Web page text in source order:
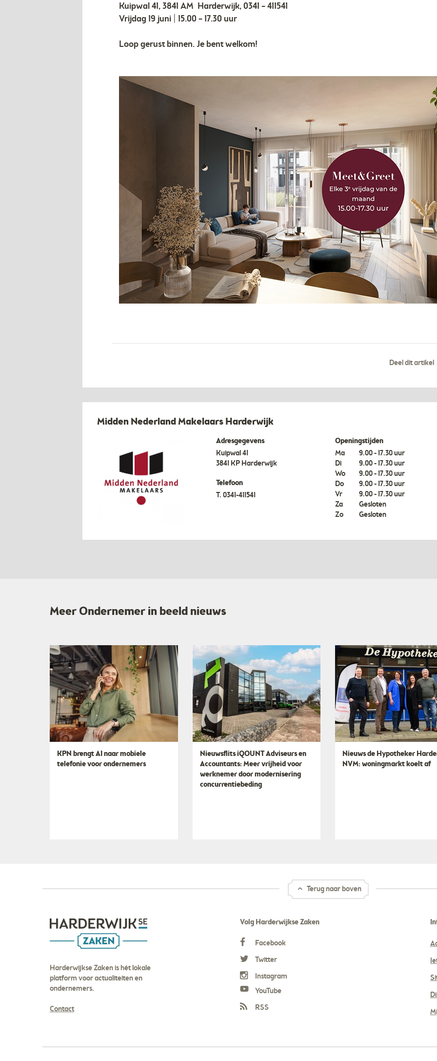
Kuipwal 41, 3841 AM Harderwijk, 0341 – 411541
Vrijdag 19 juni | 15.00 – 17.30 uur
Loop gerust binnen. Je bent welkom!
Deel dit artikel
Midden Nederland Makelaars Harderwijk
Adresgegevens
Kuipwal 41
3841 KP Harderwijk
Telefoon
T. 0341-411541
Openingstijden
Ma
9.00 - 17.30 uur
Di
9.00 - 17.30 uur
Wo
9.00 - 17.30 uur
Do
9.00 - 17.30 uur
Vr
9.00 - 17.30 uur
Za
Gesloten
Zo
Gesloten
Meer Ondernemer in beeld nieuws
KPN brengt AI naar mobiele
telefonie voor ondernemers
Nieuwsflits iQOUNT Adviseurs en
Accountants: Meer vrijheid voor
werknemer door modernisering
concurrentiebeding
Nieuws de Hypotheker
NVM: woningmarkt koelt af
Terug naar boven
Harderwijkse Zaken is hét lokale
platform voor actualiteiten en
ondernemers.
Contact
Volg Harderwijkse Zaken
Facebook
Twitter
Instagram
YouTube
RSS